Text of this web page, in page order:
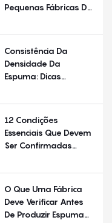
Pequenas Fábricas De
Comuns E Avaliação
De Configuração.
Consistência Da
Densidade Da
Espuma: Dicas
Máquinas De Espuma
De Poliuretano
12 Condições
Essenciais Que Devem
Ser Confirmadas
Equipamentos Para
O Que Uma Fábrica
Deve Verificar Antes
De Produzir Espuma